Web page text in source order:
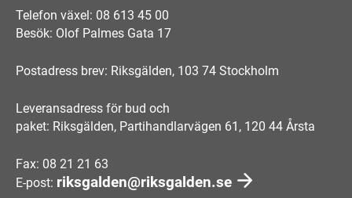
Telefon växel: 08 613 45 00
Besök: Olof Palmes Gata 17
Postadress brev: Riksgälden, 103 74 Stockholm
Leveransadress för bud och
paket: Riksgälden, Partihandlarvägen 61, 120 44 Årsta
Fax: 08 21 21 63
E-post: riksgalden@riksgalden.se